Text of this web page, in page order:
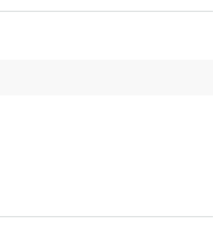
9, 14, 17А, 31А, 39,
детски градини,